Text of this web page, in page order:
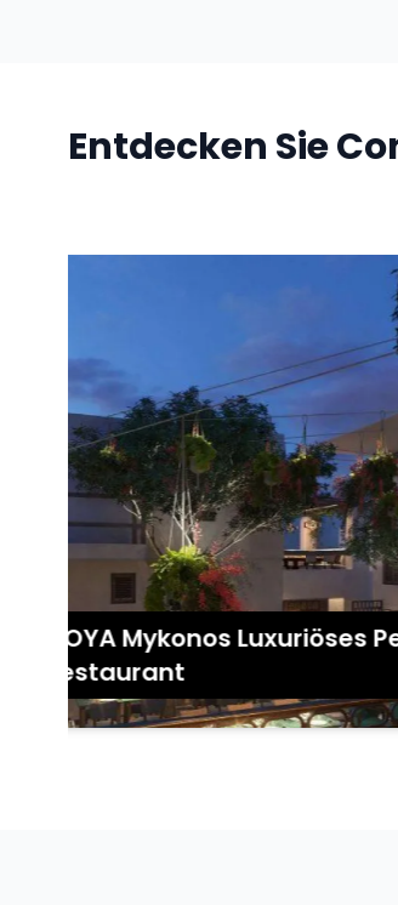
Entdecken Sie
COYA Mykonos Luxuriöses
Restaurant